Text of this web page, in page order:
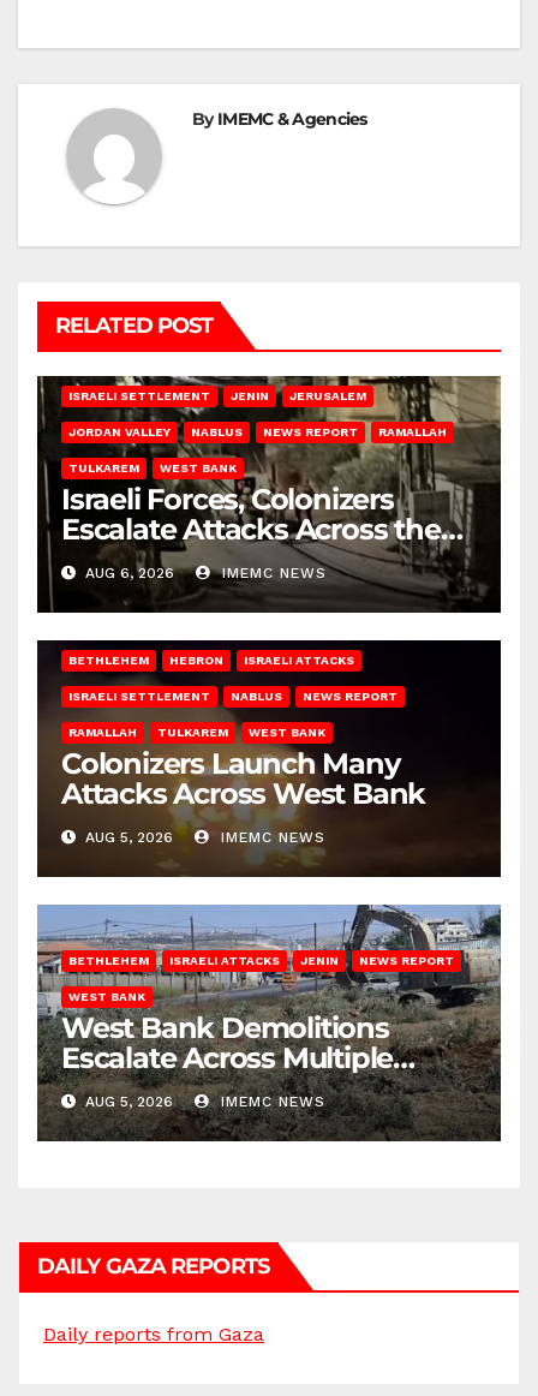
ByIMEMC & Agencies
RELATED POST
ISRAELI SETTLEMENT JENIN JERUSALEM
JORDAN VALLEY NABLUS NEWS REPORT RAMALLAH
TULKAREM WEST BANK
Israeli Forces, Colonizers
Escalate Attacks Across the
West Bank
AUG 6, 2026 IMEMC NEWS
BETHLEHEM HEBRON ISRAELI ATTACKS
ISRAELI SETTLEMENT NABLUS NEWS REPORT
RAMALLAH TULKAREM WEST BANK
Colonizers Launch Many
Attacks Across West Bank
AUG 5, 2026 IMEMC NEWS
BETHLEHEM ISRAELI ATTACKS JENIN NEWS REPORT
WEST BANK
West Bank Demolitions
Escalate Across Multiple
Districts
AUG 5, 2026 IMEMC NEWS
DAILY GAZA REPORTS
Daily reports from Gaza